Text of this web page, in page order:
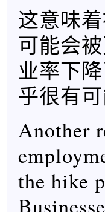
这意味
可能会
业率下
乎很有
Another
the hike